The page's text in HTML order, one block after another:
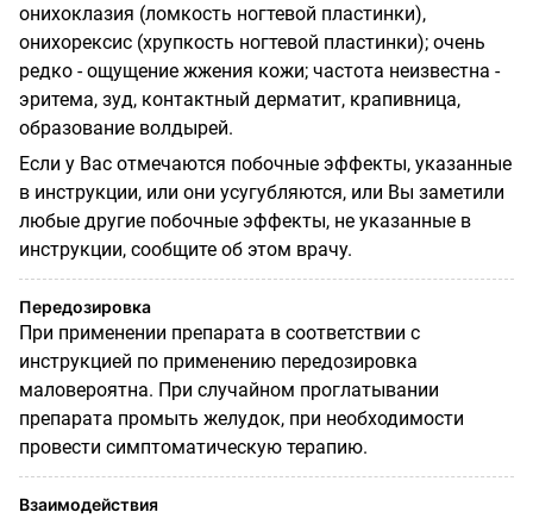
онихоклазия (ломкость ногтевой пластинки),
онихорексис (хрупкость ногтевой пластинки); очень
редко - ощущение жжения кожи; частота неизвестна -
эритема, зуд, контактный дерматит, крапивница,
образование волдырей.
Если у Вас отмечаются побочные эффекты, указанные
в инструкции, или они усугубляются, или Вы заметили
любые другие побочные эффекты, не указанные в
инструкции, сообщите об этом врачу.
Передозировка
При применении препарата в соответствии с
инструкцией по применению передозировка
маловероятна. При случайном проглатывании
препарата промыть желудок, при необходимости
провести симптоматическую терапию.
Взаимодействия